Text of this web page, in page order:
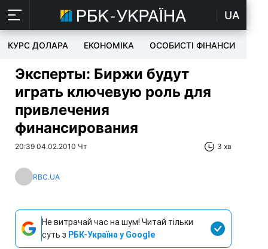
UA
КУРС ДОЛАРА ЕКОНОМІКА ОСОБИСТІ ФІНАНСИ
Эксперты: Биржи будут
играть ключевую роль для
привлечения
финансирования
20:39 04.02.2010 Чт 3 хв
RBC.UA
Не витрачай час на шум! Читай тільки
суть з РБК-Україна у Google